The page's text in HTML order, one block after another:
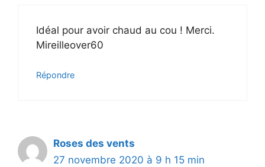
Idéal pour avoir chaud au cou ! Merci.
Mireilleover60
Répondre
Roses des vents
27 novembre 2020 à 9 h 15 min